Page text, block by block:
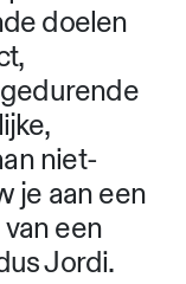
doelen
niet-
je aan een
een
Jordi.